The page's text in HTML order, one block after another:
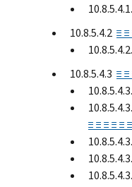
10.8.5.4.2 ≡ ≡
10.8.5.4.3 ≡ ≡
≡ ≡ ≡ ≡ ≡